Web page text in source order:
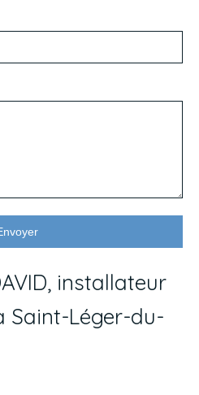
installateur
Saint-Léger-du-